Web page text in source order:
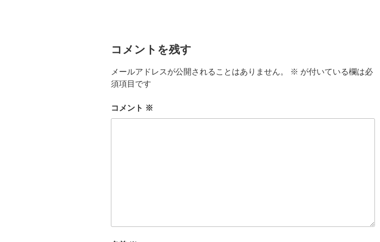
コメントを残す
メールアドレスが公開されることはありません。 ※ が付いている欄は必
須項目です
コメント ※